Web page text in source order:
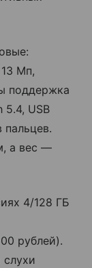
Мп,
поддержка
5.4, USB
пальцев.
а вес —
4/128 ГБ
рублей).